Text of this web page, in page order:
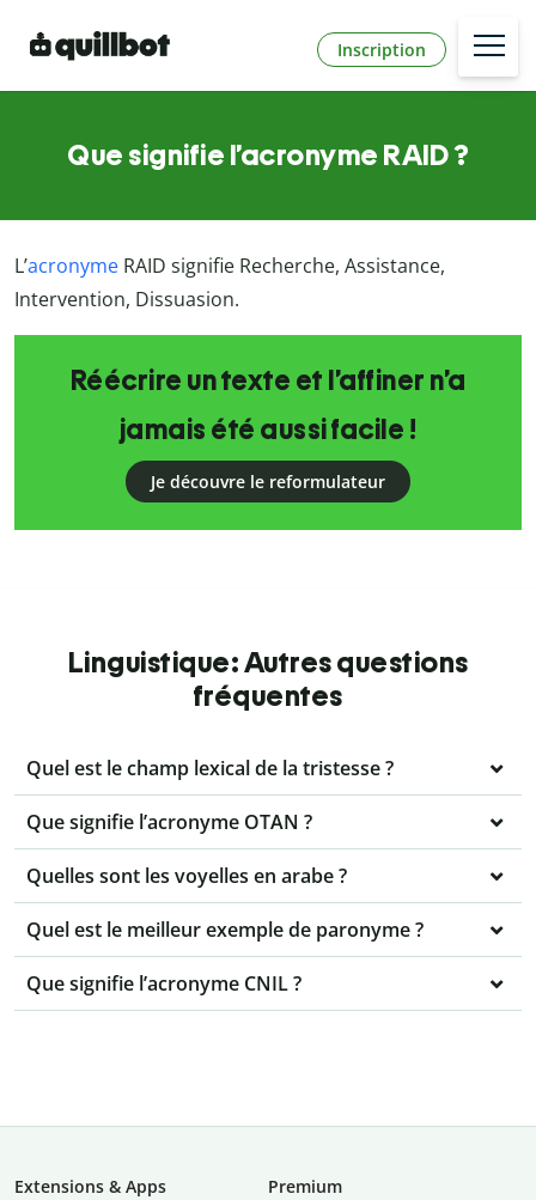
Inscription
Que signifie l’acronyme RAID ?
L’acronyme RAID signifie Recherche, Assistance,
Intervention, Dissuasion.
Réécrire un texte et l’affiner n’a
jamais été aussi facile !
Je découvre le reformulateur
Linguistique: Autres questions
fréquentes
Quel est le champ lexical de la tristesse ?
Que signifie l’acronyme OTAN ?
Quelles sont les voyelles en arabe ?
Quel est le meilleur exemple de paronyme ?
Que signifie l’acronyme CNIL ?
Extensions & Apps
Premium